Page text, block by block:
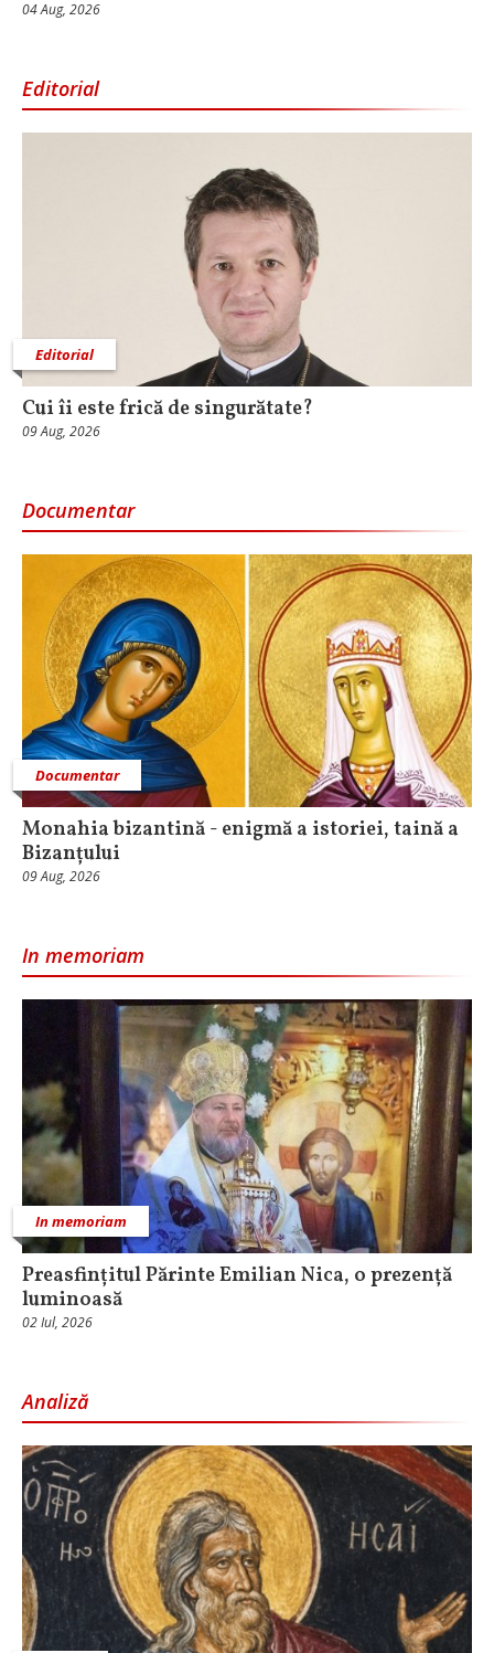
04 Aug, 2026
Editorial
Editorial
Cui îi este frică de singurătate?
09 Aug, 2026
Documentar
Documentar
Monahia bizantină - enigmă a istoriei, taină a
Bizanțului
09 Aug, 2026
In memoriam
In memoriam
Preasfințitul Părinte Emilian Nica, o prezență
luminoasă
02 Iul, 2026
Analiză